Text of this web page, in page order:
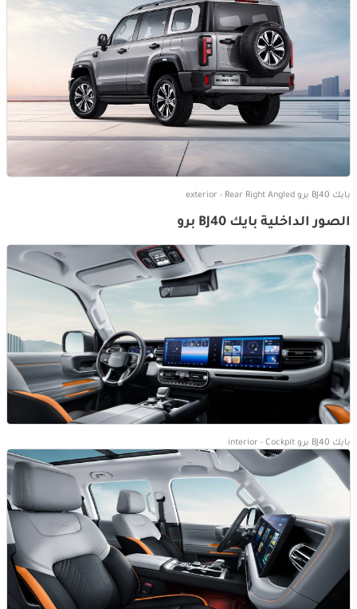
بايك BJ40 برو exterior - Rear Right Angled
الصور الداخلية بايك BJ40 برو
بايك BJ40 برو interior - Cockpit